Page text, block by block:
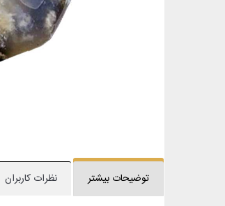
توضیحات بیشتر نظرات کاربران